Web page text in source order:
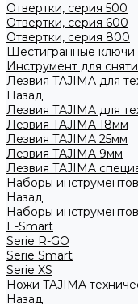
Отвертки, серия 500
Отвертки, серия 600
Отвертки, серия 800
Шестигранные ключи
Инструмент для
Лезвия TAJIMA для
Назад
Лезвия TAJIMA для
Лезвия TAJIMA 18мм
Лезвия TAJIMA 25мм
Лезвия TAJIMA 9мм
Лезвия TAJIMA
Наборы инструментов
Назад
Наборы инструментов
E-Smart
Serie R-GO
Serie Smart
Serie XS
Ножи TAJIMA
Назад